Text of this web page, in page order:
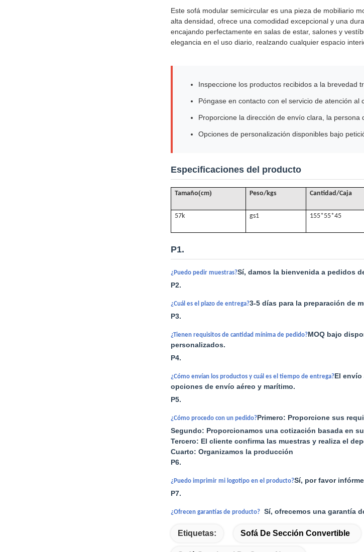
Este sofá modular semicircular es una pieza de mobiliario
alta densidad, ofrece una comodidad excepcional y una
encajando perfectamente en salas de estar, salones y
elegancia en el uso diario, realzando cualquier espacio
Inspeccione los productos recibidos a la brevedad
Póngase en contacto con el servicio de atención
Proporcione la dirección de envío clara, la
Opciones de personalización disponibles bajo
Especificaciones del producto
Tamaño(cm) Peso/kgs Cantidad/Caja
57k
gs1 155*55*45
P1.
¿Puedo pedir muestras?Sí, damos la bienvenida a pedidos
P2.
¿Cuál es el plazo de entrega?3-5 días para la preparación de
P3.
¿Tienen requisitos de cantidad mínima de pedido?MOQ bajo
personalizados.
P4.
¿Cómo envían los productos y cuál es el tiempo de entrega?El envío
opciones de envío aéreo y marítimo.
P5.
¿Cómo procedo con un pedido?Primero: Proporcione sus
Segundo: Proporcionamos una cotización basada en
Tercero: El cliente confirma las muestras y realiza el
Cuarto: Organizamos la producción
P6.
¿Puedo imprimir mi logotipo en el producto?Sí, por favor
P7.
¿Ofrecen garantías de producto? Sí, ofrecemos una garantía
Etiquetas: Sofá De Sección Convertible